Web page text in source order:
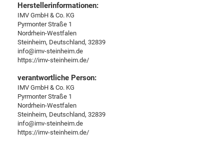
Herstellerinformationen:
IMV GmbH & Co. KG
Pyrmonter Straße 1
Nordrhein-Westfalen
Steinheim, Deutschland, 32839
info@imv-steinheim.de
https://imv-steinheim.de/
verantwortliche Person:
IMV GmbH & Co. KG
Pyrmonter Straße 1
Nordrhein-Westfalen
Steinheim, Deutschland, 32839
info@imv-steinheim.de
https://imv-steinheim.de/